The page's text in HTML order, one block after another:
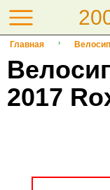
Главная
2017